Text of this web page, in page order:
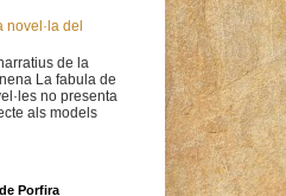
novel·la del
de la
La fabula de
no presenta
als models
Porfira